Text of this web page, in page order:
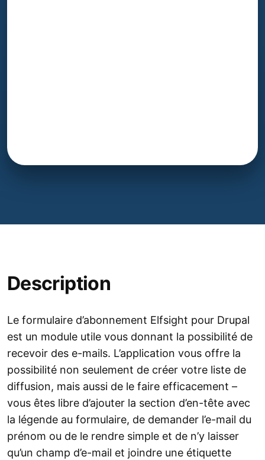
Description
Le formulaire d’abonnement Elfsight pour Drupal
est un module utile vous donnant la possibilité de
recevoir des e-mails. L’application vous offre la
possibilité non seulement de créer votre liste de
diffusion, mais aussi de le faire efficacement –
vous êtes libre d’ajouter la section d’en-tête avec
la légende au formulaire, de demander l’e-mail du
prénom ou de le rendre simple et de n’y laisser
qu’un champ d’e-mail et joindre une étiquette